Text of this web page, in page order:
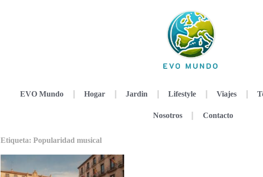
EVO Mundo Hogar Jardin Lifestyle Viajes
Nosotros Contacto
Etiqueta: Popularidad musical